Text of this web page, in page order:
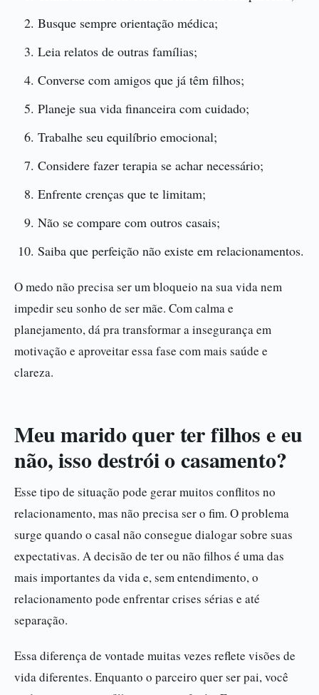
Busque sempre orientação médica;
Leia relatos de outras famílias;
Converse com amigos que já têm filhos;
Planeje sua vida financeira com cuidado;
Trabalhe seu equilíbrio emocional;
Considere fazer terapia se achar necessário;
Enfrente crenças que te limitam;
Não se compare com outros casais;
Saiba que perfeição não existe em relacionamentos.
O medo não precisa ser um bloqueio na sua vida nem
impedir seu sonho de ser mãe. Com calma e
planejamento, dá pra transformar a insegurança em
motivação e aproveitar essa fase com mais saúde e
clareza.
Meu marido quer ter filhos e eu
não, isso destrói o casamento?
Esse tipo de situação pode gerar muitos conflitos no
relacionamento, mas não precisa ser o fim. O problema
surge quando o casal não consegue dialogar sobre suas
expectativas. A decisão de ter ou não filhos é uma das
mais importantes da vida e, sem entendimento, o
relacionamento pode enfrentar crises sérias e até
separação.
Essa diferença de vontade muitas vezes reflete visões de
vida diferentes. Enquanto o parceiro quer ser pai, você